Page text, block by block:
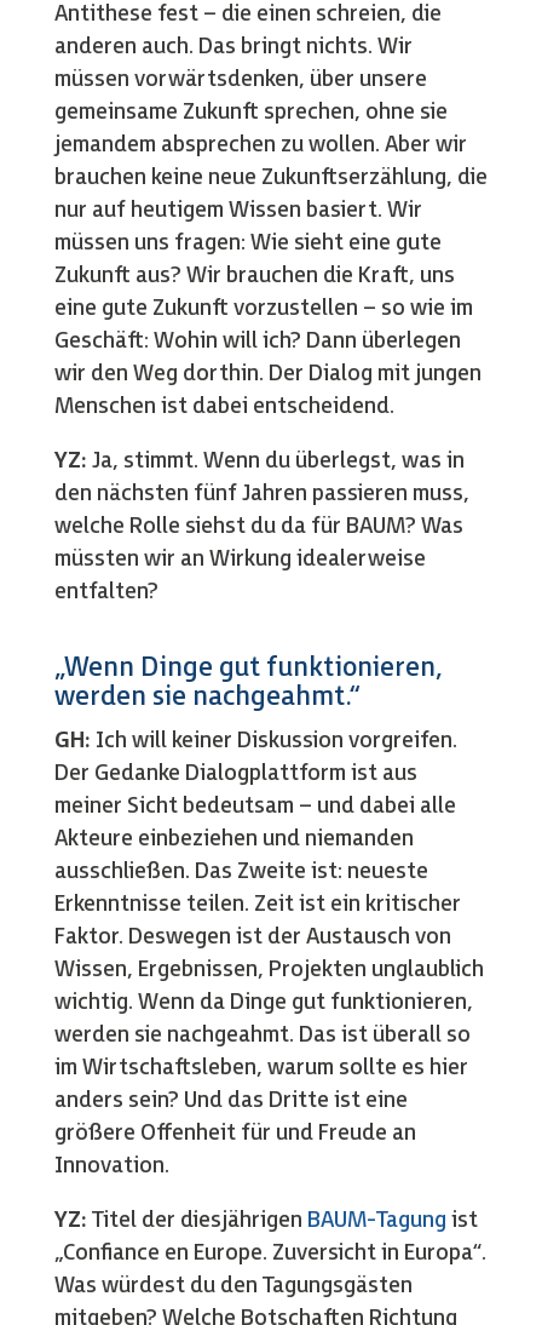
Antithese fest – die einen schreien, die
anderen auch. Das bringt nichts. Wir
müssen vorwärtsdenken, über unsere
gemeinsame Zukunft sprechen, ohne sie
jemandem absprechen zu wollen. Aber wir
brauchen keine neue Zukunftserzählung, die
nur auf heutigem Wissen basiert. Wir
müssen uns fragen: Wie sieht eine gute
Zukunft aus? Wir brauchen die Kraft, uns
eine gute Zukunft vorzustellen – so wie im
Geschäft: Wohin will ich? Dann überlegen
wir den Weg dorthin. Der Dialog mit jungen
Menschen ist dabei entscheidend.
YZ: Ja, stimmt. Wenn du überlegst, was in
den nächsten fünf Jahren passieren muss,
welche Rolle siehst du da für BAUM? Was
müssten wir an Wirkung idealerweise
entfalten?
„Wenn Dinge gut funktionieren,
werden sie nachgeahmt.“
GH: Ich will keiner Diskussion vorgreifen.
Der Gedanke Dialogplattform ist aus
meiner Sicht bedeutsam – und dabei alle
Akteure einbeziehen und niemanden
ausschließen. Das Zweite ist: neueste
Erkenntnisse teilen. Zeit ist ein kritischer
Faktor. Deswegen ist der Austausch von
Wissen, Ergebnissen, Projekten unglaublich
wichtig. Wenn da Dinge gut funktionieren,
werden sie nachgeahmt. Das ist überall so
im Wirtschaftsleben, warum sollte es hier
anders sein? Und das Dritte ist eine
größere Offenheit für und Freude an
Innovation.
YZ: Titel der diesjährigen BAUM-Tagung ist
„Confiance en Europe. Zuversicht in Europa“.
Was würdest du den Tagungsgästen
mitgeben? Welche Botschaften Richtung